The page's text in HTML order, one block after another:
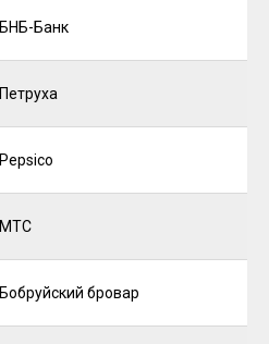
БНБ-Банк
Петруха
Pepsico
МТС
Бобруйский бровар